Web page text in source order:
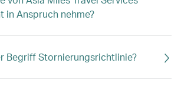
in Anspruch nehme?
Begriff Stornierungsrichtlinie?